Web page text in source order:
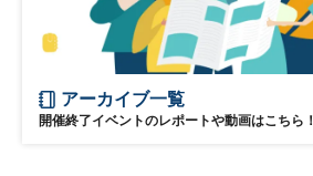
アーカイブ一覧
開催終了イベントのレポートや動画はこちら！